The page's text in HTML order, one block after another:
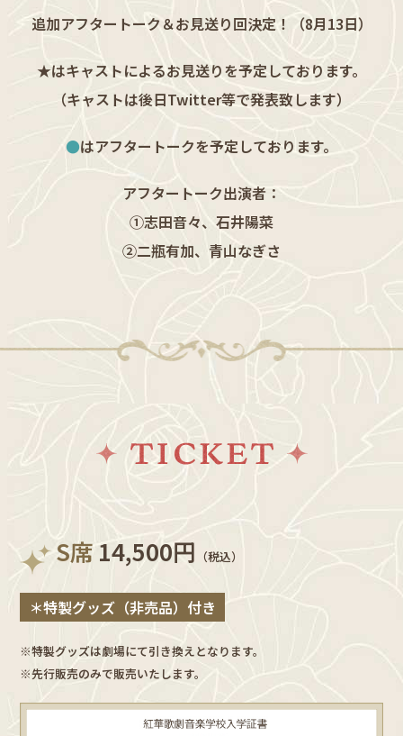
追加アフタートーク＆お見送り回決定！（8月13日）
★はキャストによるお見送りを予定しております。
（キャストは後日Twitter等で発表致します）
●はアフタートークを予定しております。
アフタートーク出演者：
①志田音々、石井陽菜
②二瓶有加、青山なぎさ
S席14,500円 （税込）
＊特製グッズ（非売品）付き
※特製グッズは劇場にて引き換えとなります。
※先行販売のみで販売いたします。